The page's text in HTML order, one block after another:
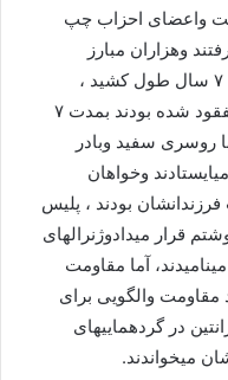
واعضای احزاب چپ
وهزاران مبارز
مفقود الاثر شدند این دوران سرکوب ۷ سال طول کشید ،
مادران رنح دیده ای که عزیزانشان مفقود شده بودند بمدت ۷
روسری سفید وبادر
وخواهان
بودند ، پلیس
قرار میدادوژنرالهای
آما مقاومت
مقاومت والگویی برای
در گردهماییهای
میخواندند.